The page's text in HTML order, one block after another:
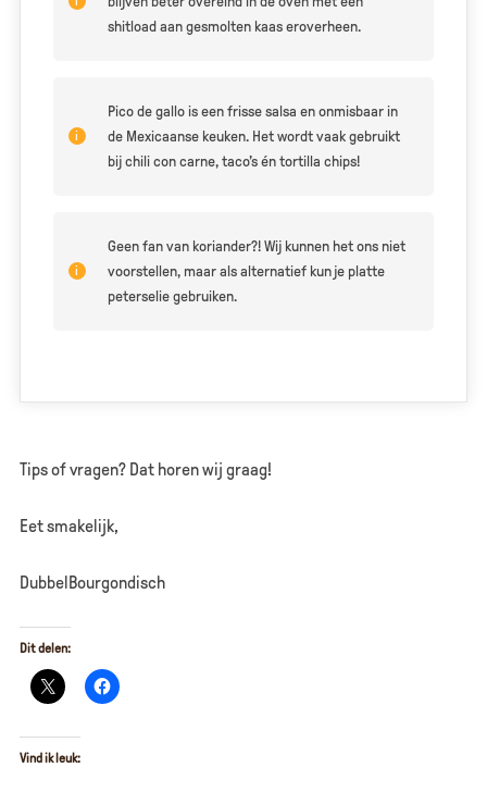
shitload aan gesmolten kaas eroverheen.
Pico de gallo is een frisse salsa en onmisbaar in
de Mexicaanse keuken. Het wordt vaak gebruikt
bij chili con carne, taco’s én tortilla chips!
Geen fan van koriander?! Wij kunnen het ons niet
voorstellen, maar als alternatief kun je platte
peterselie gebruiken.
Tips of vragen? Dat horen wij graag!
Eet smakelijk,
DubbelBourgondisch
Dit delen:
Vind ik leuk: